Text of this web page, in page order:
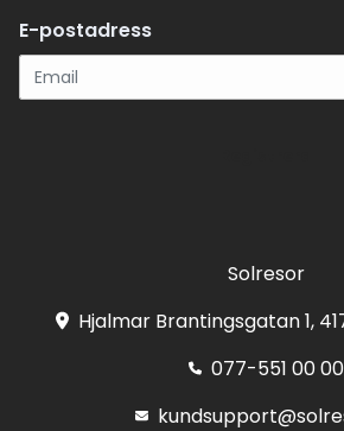
E-postadress
Solresor
Hjalmar Brantingsgatan 1,
077-551 00 00